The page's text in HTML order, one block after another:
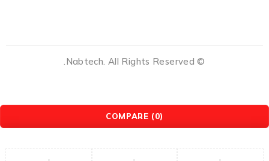
© Nabtech. All Rights Reserved.
COMPARE (0)